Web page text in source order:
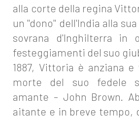
alla corte della regina
un "dono" dell'India alla
sovrana d'Inghilterra in
festeggiamenti del suo
1887, Vittoria è anziana
morte del suo fedele
amante - John Brown.
aitante e in breve tempo,